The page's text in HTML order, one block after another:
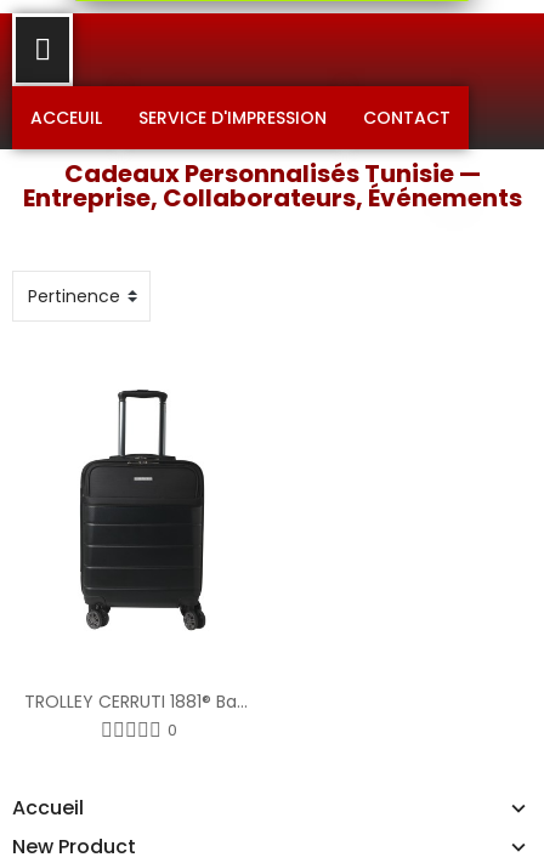
ACCEUIL SERVICE D'IMPRESSION CONTACT
Cadeaux Personnalisés Tunisie —
Entreprise, Collaborateurs, Événements
Accueil
New Product
TROLLEY CERRUTI 1881® Bagage de cabine "Irving"
0